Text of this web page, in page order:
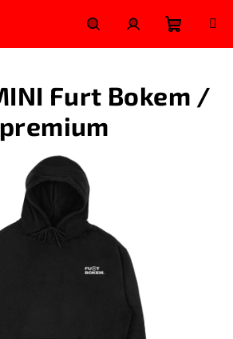
HledatPřihlášeníNákupní
košík
Furt Bokem /
premium